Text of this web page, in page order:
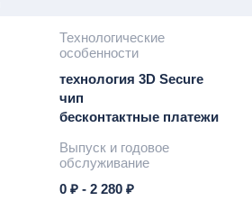
Технологические
особенности
технология 3D Secure
чип
бесконтактные платежи
Выпуск и годовое
обслуживание
0 ₽ - 2 280 ₽